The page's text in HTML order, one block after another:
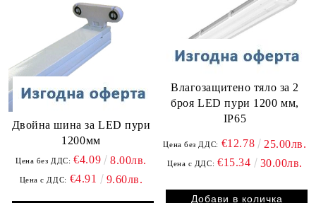
Двойна шина за LED пури
1200мм
Цена без ДДС: €4.09 8.00лв.
Цена с ДДС: €4.91 9.60лв.
Влагозащитено тяло за 2
броя LED пури 1200 мм,
IP65
Цена без ДДС: €12.78 25.00лв.
Цена с ДДС: €15.34 30.00лв.